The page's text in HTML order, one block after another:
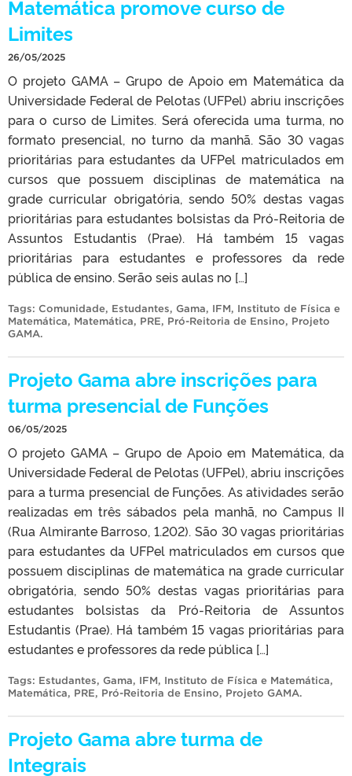
Matemática promove curso de
Limites
26/05/2025
O projeto GAMA – Grupo de Apoio em Matemática da
Universidade Federal de Pelotas (UFPel) abriu inscrições
para o curso de Limites. Será oferecida uma turma, no
formato presencial, no turno da manhã. São 30 vagas
prioritárias para estudantes da UFPel matriculados em
cursos que possuem disciplinas de matemática na
grade curricular obrigatória, sendo 50% destas vagas
prioritárias para estudantes bolsistas da Pró-Reitoria de
Assuntos Estudantis (Prae). Há também 15 vagas
prioritárias para estudantes e professores da rede
pública de ensino. Serão seis aulas no […]
Tags: Comunidade, Estudantes, Gama, IFM, Instituto de Física e
Matemática, Matemática, PRE, Pró-Reitoria de Ensino, Projeto
GAMA.
Projeto Gama abre inscrições para
turma presencial de Funções
06/05/2025
O projeto GAMA – Grupo de Apoio em Matemática, da
Universidade Federal de Pelotas (UFPel), abriu inscrições
para a turma presencial de Funções. As atividades serão
realizadas em três sábados pela manhã, no Campus II
(Rua Almirante Barroso, 1.202). São 30 vagas prioritárias
para estudantes da UFPel matriculados em cursos que
possuem disciplinas de matemática na grade curricular
obrigatória, sendo 50% destas vagas prioritárias para
estudantes bolsistas da Pró-Reitoria de Assuntos
Estudantis (Prae). Há também 15 vagas prioritárias para
estudantes e professores da rede pública […]
Tags: Estudantes, Gama, IFM, Instituto de Física e Matemática,
Matemática, PRE, Pró-Reitoria de Ensino, Projeto GAMA.
Projeto Gama abre turma de
Integrais